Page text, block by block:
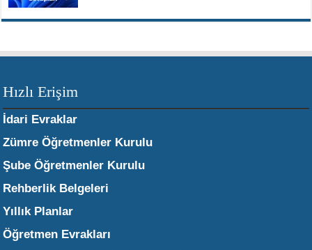
Hızlı Erişim
İdari Evraklar
Zümre Öğretmenler Kurulu
Şube Öğretmenler Kurulu
Rehberlik Belgeleri
Yıllık Planlar
Öğretmen Evrakları